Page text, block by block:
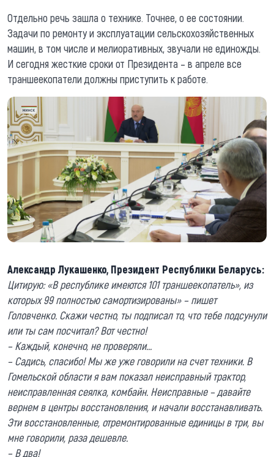
Отдельно речь зашла о технике. Точнее, о ее состоянии.
Задачи по ремонту и эксплуатации сельскохозяйственных
машин, в том числе и мелиоративных, звучали не единожды.
И сегодня жесткие сроки от Президента – в апреле все
траншеекопатели должны приступить к работе.
Александр Лукашенко, Президент Республики Беларусь:
Цитирую: «В республике имеются 101 траншеекопатель», из
которых 99 полностью самортизированы» – пишет
Головченко. Скажи честно, ты подписал то, что тебе подсунули
или ты сам посчитал? Вот честно!
– Каждый, конечно, не проверяли…
– Садись, спасибо! Мы же уже говорили на счет техники. В
Гомельской области я вам показал неисправный трактор,
неисправленная сеялка, комбайн. Неисправные – давайте
вернем в центры восстановления, и начали восстанавливать.
Эти восстановленные, отремонтированные единицы в три, вы
мне говорили, раза дешевле.
– В два!